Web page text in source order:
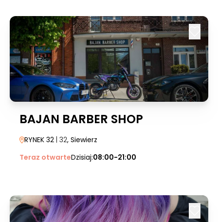
BAJAN BARBER SHOP
RYNEK 32 | 32, Siewierz
Teraz otwarteDzisiaj:08:00-21:00